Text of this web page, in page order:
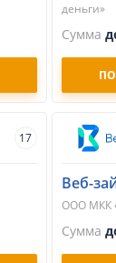
деньги»
Сумма
17
Веб-
ООО МКК
Сумма